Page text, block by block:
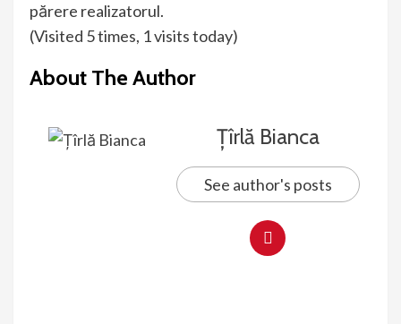
părere realizatorul.
(Visited 5 times, 1 visits today)
About The Author
Țîrlă Bianca
See author's posts